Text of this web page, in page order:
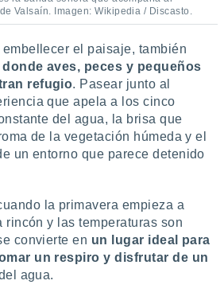
Valsaín. Imagen: Wikipedia / Discasto.
el paisaje, también
aves, peces y pequeños
refugio. Pasear junto al
que apela a los cinco
del agua, la brisa que
de la vegetación húmeda y el
un entorno que parece detenido
la primavera empieza a
rincón y las temperaturas son
convierte en un lugar ideal para
un respiro y disfrutar de un
agua.